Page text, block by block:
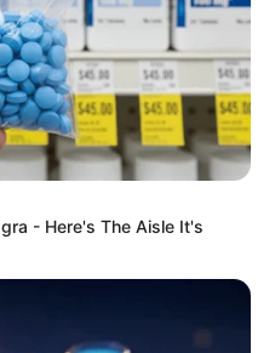
ΓΡΑΦΟΝΤΑΣ ΩΣ
ΑΝ ΘΕΛΕΤΕ ΚΑΙ ΤΟ
ΝΑ ΞΕΡΩ ΠΟΙΟΙ ΜΕ
- Here's The Aisle It's